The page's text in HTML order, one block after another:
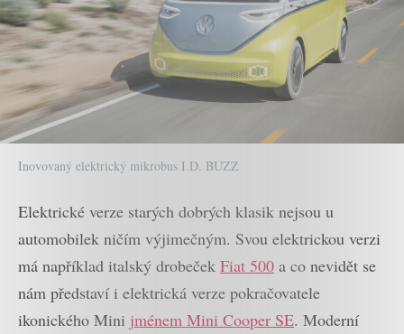
Inovovaný elektrický mikrobus I.D. BUZZ
Elektrické verze starých dobrých klasik nejsou u
automobilek ničím výjimečným. Svou elektrickou verzi
má například italský drobeček Fiat 500 a co nevidět se
nám představí i elektrická verze pokračovatele
ikonického Mini jménem Mini Cooper SE. Moderní